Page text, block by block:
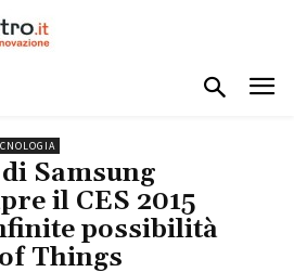
Samsung
il CES 2015
possibilità
Things